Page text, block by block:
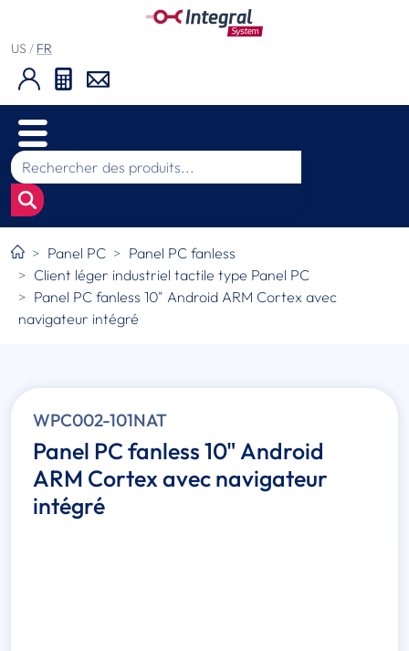
US / FR
Panel PC
Panel PC fanless
Client léger industriel tactile type Panel PC
Panel PC fanless 10" Android ARM Cortex avec
navigateur intégré
WPC002-101NAT
Panel PC fanless 10" Android
ARM Cortex avec navigateur
intégré